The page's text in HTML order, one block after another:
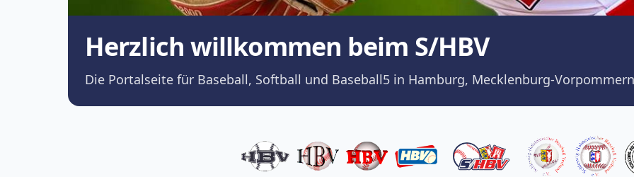
Herzlich willkommen beim S/HBV
Die Portalseite für Baseball, Softball und Baseball5 in Hamburg, Mecklenburg-